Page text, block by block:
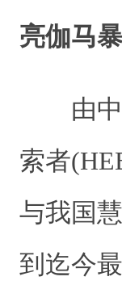
亮伽马暴
由中
索者
与我国
到迄今